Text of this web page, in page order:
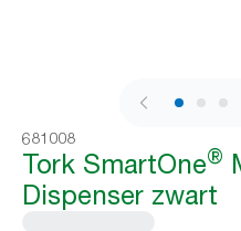
1 /
681008
Tork SmartOne®
Dispenser zwart